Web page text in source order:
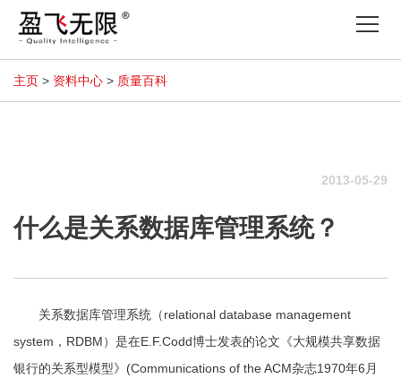
主页 > 资料中心 > 质量百科
2013-05-29
什么是关系数据库管理系统？
关系数据库管理系统（relational database management
system，RDBM）是在E.F.Codd博士发表的论文《大规模共享数据
银行的关系型模型》(Communications of the ACM杂志1970年6月